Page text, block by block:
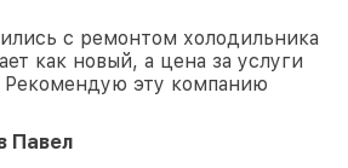
с ремонтом холодильника
как новый, а цена за услуги
Рекомендую эту компанию
Павел